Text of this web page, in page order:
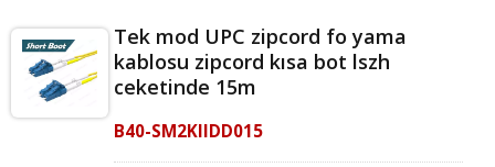
Tek mod UPC zipcord fo yama
kablosu zipcord kısa bot lszh
ceketinde 15m
B40-SM2KIIDD015